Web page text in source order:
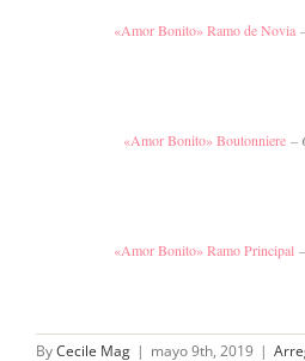
«Amor Bonito» Ramo de Novia
«Amor Bonito» Boutonniere –
«Amor Bonito» Ramo Principal
ByCecile Mag | mayo 9th, 2019 |